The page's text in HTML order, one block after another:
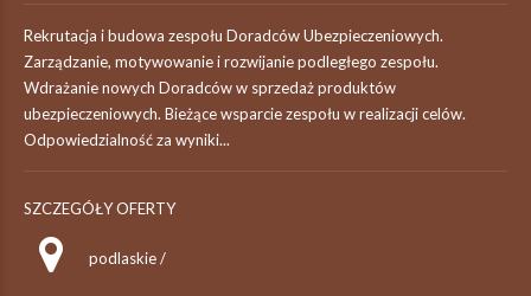
Rekrutacja i budowa zespołu Doradców Ubezpieczeniowych.
Zarządzanie, motywowanie i rozwijanie podległego zespołu.
Wdrażanie nowych Doradców w sprzedaż produktów
ubezpieczeniowych. Bieżące wsparcie zespołu w realizacji celów.
Odpowiedzialność za wyniki...
SZCZEGÓŁY OFERTY
podlaskie /